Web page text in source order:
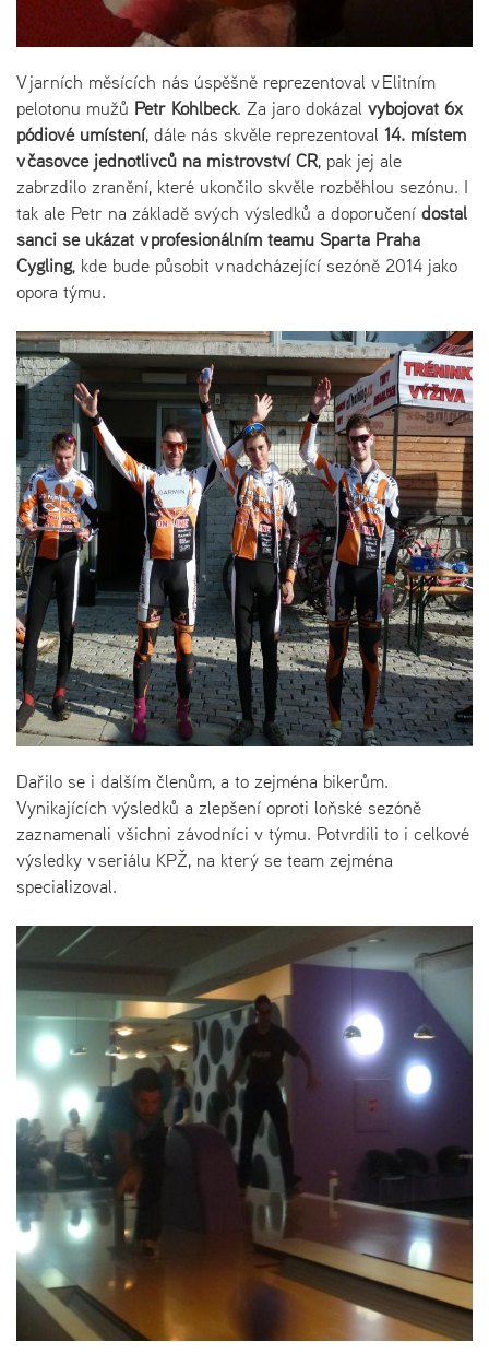
V jarních měsících nás úspěšně reprezentoval v Elitním
pelotonu mužů Petr Kohlbeck. Za jaro dokázal vybojovat 6x
pódiové umístění, dále nás skvěle reprezentoval 14. místem
v časovce jednotlivců na mistrovství ČR, pak jej ale
zabrzdilo zranění, které ukončilo skvěle rozběhlou sezónu. I
tak ale Petr na základě svých výsledků a doporučení dostal
šanci se ukázat v profesionálním teamu Sparta Praha
Cygling, kde bude působit v nadcházející sezóně 2014 jako
opora týmu.
Dařilo se i dalším členům, a to zejména bikerům.
Vynikajících výsledků a zlepšení oproti loňské sezóně
zaznamenali všichni závodníci v týmu. Potvrdili to i celkové
výsledky v seriálu KPŽ, na který se team zejména
specializoval.